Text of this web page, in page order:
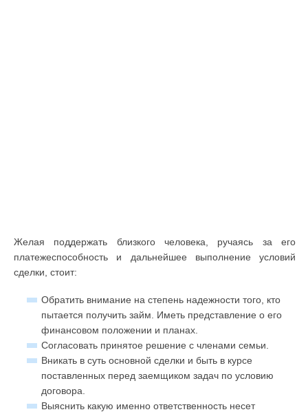
Желая поддержать близкого человека, ручаясь за его
платежеспособность и дальнейшее выполнение условий
сделки, стоит:
Обратить внимание на степень надежности того, кто
пытается получить займ. Иметь представление о его
финансовом положении и планах.
Согласовать принятое решение с членами семьи.
Вникать в суть основной сделки и быть в курсе
поставленных перед заемщиком задач по условию
договора.
Выяснить какую именно ответственность несет